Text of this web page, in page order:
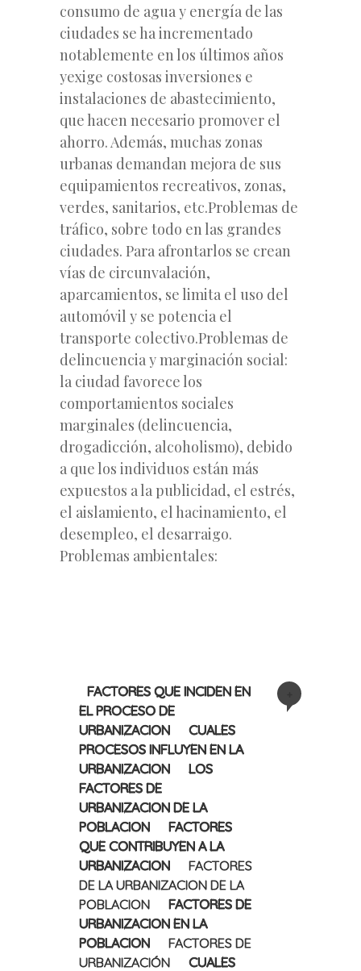
consumo de agua y energía de las
ciudades se ha incrementado
notablemente en los últimos años
yexige costosas inversiones e
instalaciones de abastecimiento,
que hacen necesario promover el
ahorro. Además, muchas zonas
urbanas demandan mejora de sus
equipamientos recreativos, zonas,
verdes, sanitarios, etc.Problemas de
tráfico, sobre todo en las grandes
ciudades. Para afrontarlos se crean
vías de circunvalación,
aparcamientos, se limita el uso del
automóvil y se potencia el
transporte colectivo.Problemas de
delincuencia y marginación social:
la ciudad favorece los
comportamientos sociales
marginales (delincuencia,
drogadicción, alcoholismo), debido
a que los individuos están más
expuestos a la publicidad, el estrés,
el aislamiento, el hacinamiento, el
desempleo, el desarraigo.
Problemas ambientales:
FACTORES QUE INCIDEN EN
EL PROCESO DE
URBANIZACION
CUALES
PROCESOS INFLUYEN EN LA
URBANIZACION
LOS
FACTORES DE
URBANIZACION DE LA
POBLACION
FACTORES
QUE CONTRIBUYEN A LA
URBANIZACION
FACTORES
DE LA URBANIZACION DE LA
POBLACION
FACTORES DE
URBANIZACION EN LA
POBLACION
FACTORES DE
URBANIZACIÓN
CUALES